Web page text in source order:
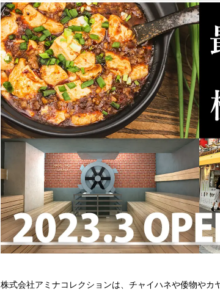
株式会社アミナコレクションは、チャイハネや倭物や